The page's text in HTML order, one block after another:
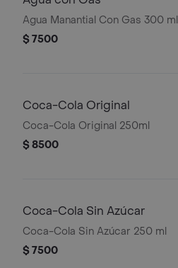
Agua Manantial Con Gas 300 ml
$ 7500
Coca-Cola Original
Coca-Cola Original 250ml
$ 8500
Coca-Cola Sin Azúcar
Coca-Cola Sin Azúcar 250 ml
$ 7500